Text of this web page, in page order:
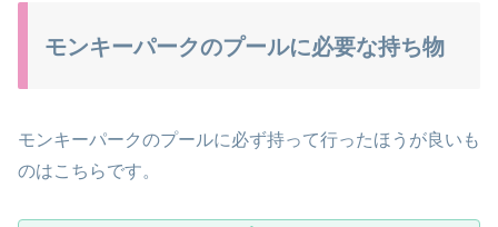
モンキーパークのプールに必要な持ち物
モンキーパークのプールに必ず持って行ったほうが良いも
のはこちらです。